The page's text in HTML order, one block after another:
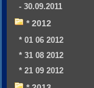
- 30.09.2011
* 2012
* 01 06 2012
* 31 08 2012
* 21 09 2012